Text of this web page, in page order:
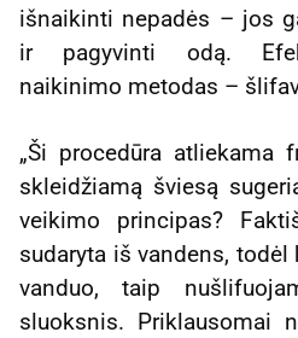
išnaikinti nepadės – jos
ir pagyvinti odą.
naikinimo metodas –
„Ši procedūra atliekama
skleidžiamą šviesą
veikimo principas?
sudaryta iš vandens,
vanduo, taip
sluoksnis. Priklausomai